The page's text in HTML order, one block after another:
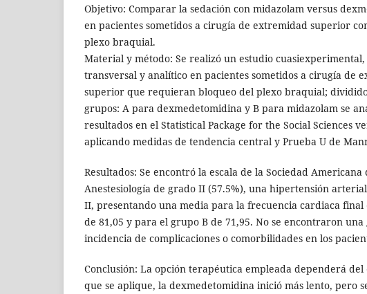
Objetivo: Comparar la sedación con midazolam versus
en pacientes sometidos a cirugía de extremidad superior
plexo braquial.
Material y método: Se realizó un estudio
transversal y analítico en pacientes sometidos a cirugía de
superior que requieran bloqueo del plexo braquial;
grupos: A para dexmedetomidina y B para midazolam se
resultados en el Statistical Package for the Social Sciences
aplicando medidas de tendencia central y Prueba U de
Resultados: Se encontró la escala de la Sociedad Americana
Anestesiología de grado II (57.5%), una hipertensión
II, presentando una media para la frecuencia cardiaca final
de 81,05 y para el grupo B de 71,95. No se encontraron
incidencia de complicaciones o comorbilidades en los
Conclusión: La opción terapéutica empleada dependerá del
que se aplique, la dexmedetomidina inició más lento, pero